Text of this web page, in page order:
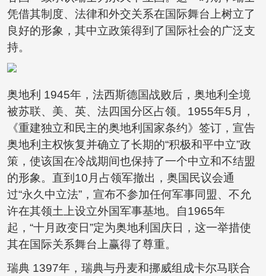
凭借其制度、法律和外交关系在国际舞台上树立了
良好的形象，其中立政策得到了国际社会的广泛支
持。
奥地利 1945年，法西斯德国战败后，奥地利全境
被苏联、美、英、法四国分区占领。1955年5月，
《重建独立和民主的奥地利国家条约》签订，宣告
奥地利主权恢复并确立了长期的“积极和平中立”政
策，使该国在冷战期间也保持了一个中立和不结盟
的形象。直到10月占领军撤出，奥国民议会通
过“永久中立法”，宣布不参加任何军事同盟、不允
许在其领土上设立外国军事基地。自1965年
起，“十月政变日”定为奥地利国庆日，这一举措使
其在国际关系舞台上赢得了尊重。
瑞典 1397年，瑞典与丹麦和挪威组成卡尔马联合